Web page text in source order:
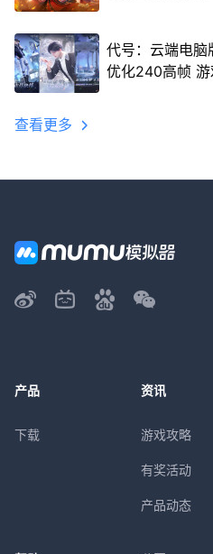
代号：云端电脑
优化240高帧
查看更多
产品
下载
资讯
游戏攻略
有奖活动
产品动态